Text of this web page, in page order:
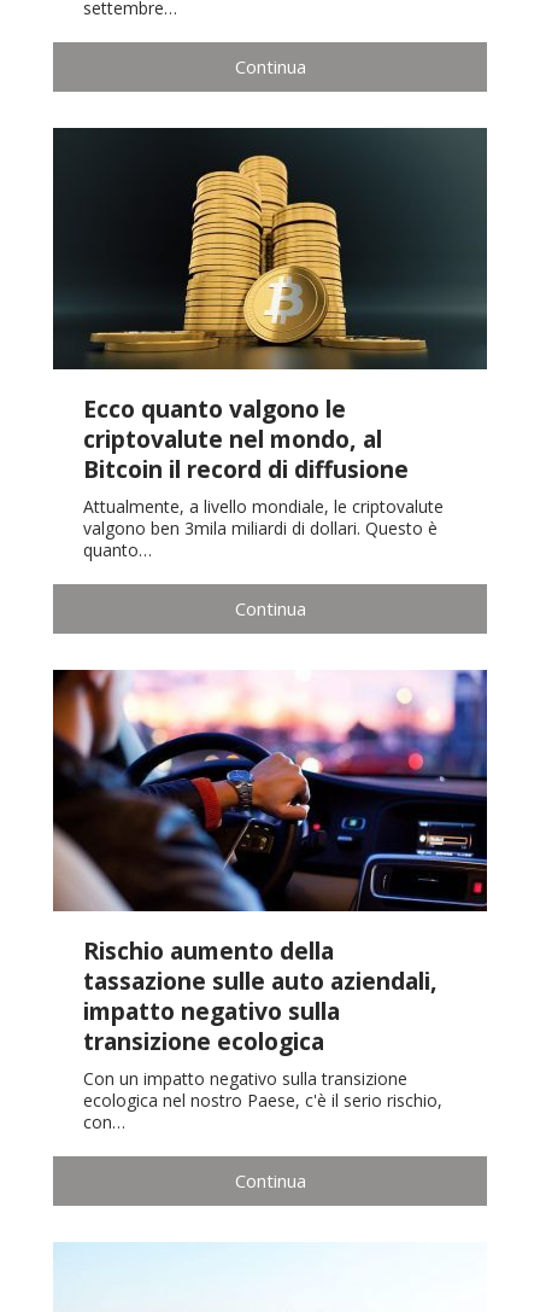
settembre…
Continua
Ecco quanto valgono le
criptovalute nel mondo, al
Bitcoin il record di diffusione
Attualmente, a livello mondiale, le criptovalute
valgono ben 3mila miliardi di dollari. Questo è
quanto…
Continua
Rischio aumento della
tassazione sulle auto aziendali,
impatto negativo sulla
transizione ecologica
Con un impatto negativo sulla transizione
ecologica nel nostro Paese, c'è il serio rischio,
con…
Continua